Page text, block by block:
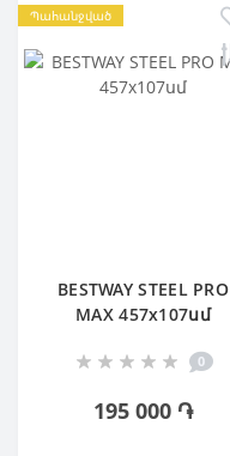
Պահանջված
BESTWAY STEEL PRO
MAX 457х107սմ
0
195 000 ֏